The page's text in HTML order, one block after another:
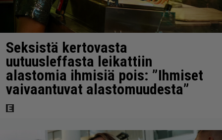
Seksistä kertovasta
uutuusleffasta leikattiin
alastomia ihmisiä pois: ”Ihmiset
vaivaantuvat alastomuudesta”